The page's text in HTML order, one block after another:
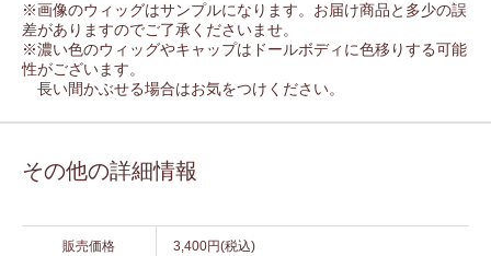
※画像のウィッグはサンプルになります。お届け商品と多少の誤
差がありますのでご了承くださいませ。
※濃い色のウィッグやキャップはドールボディに色移りする可能
性がございます。
長い間かぶせる場合はお気をつけください。
その他の詳細情報
販売価格 3,400円(税込)